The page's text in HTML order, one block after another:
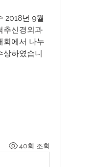
2018년 9월
추신경외과
회에서 나누
상하였습니
40회 조회